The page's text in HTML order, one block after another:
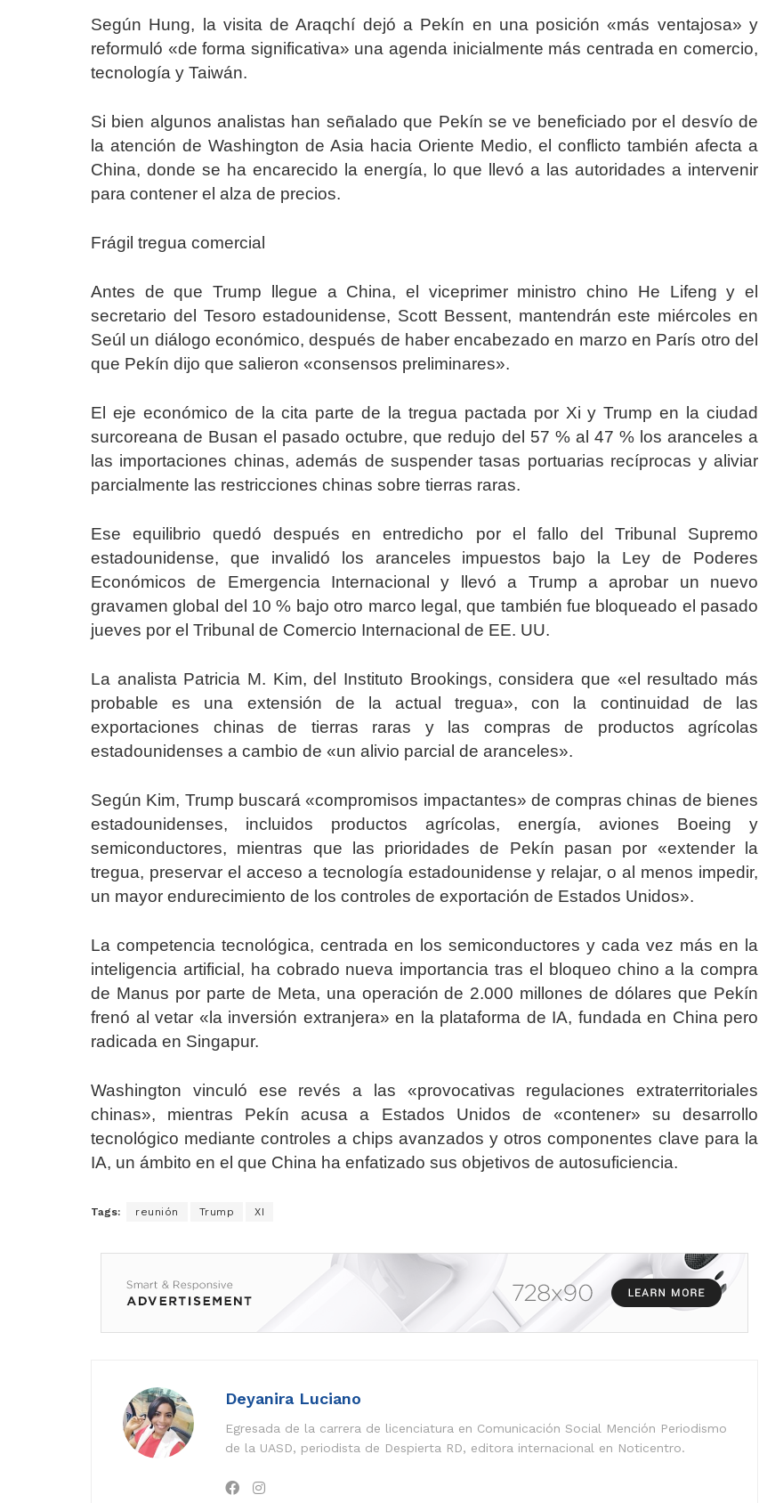
Según Hung, la visita de Araqchí dejó a Pekín en una posición «más ventajosa» y
reformuló «de forma significativa» una agenda inicialmente más centrada en comercio,
tecnología y Taiwán.
Si bien algunos analistas han señalado que Pekín se ve beneficiado por el desvío de
la atención de Washington de Asia hacia Oriente Medio, el conflicto también afecta a
China, donde se ha encarecido la energía, lo que llevó a las autoridades a intervenir
para contener el alza de precios.
Frágil tregua comercial
Antes de que Trump llegue a China, el viceprimer ministro chino He Lifeng y el
secretario del Tesoro estadounidense, Scott Bessent, mantendrán este miércoles en
Seúl un diálogo económico, después de haber encabezado en marzo en París otro del
que Pekín dijo que salieron «consensos preliminares».
El eje económico de la cita parte de la tregua pactada por Xi y Trump en la ciudad
surcoreana de Busan el pasado octubre, que redujo del 57 % al 47 % los aranceles a
las importaciones chinas, además de suspender tasas portuarias recíprocas y aliviar
parcialmente las restricciones chinas sobre tierras raras.
Ese equilibrio quedó después en entredicho por el fallo del Tribunal Supremo
estadounidense, que invalidó los aranceles impuestos bajo la Ley de Poderes
Económicos de Emergencia Internacional y llevó a Trump a aprobar un nuevo
gravamen global del 10 % bajo otro marco legal, que también fue bloqueado el pasado
jueves por el Tribunal de Comercio Internacional de EE. UU.
La analista Patricia M. Kim, del Instituto Brookings, considera que «el resultado más
probable es una extensión de la actual tregua», con la continuidad de las
exportaciones chinas de tierras raras y las compras de productos agrícolas
estadounidenses a cambio de «un alivio parcial de aranceles».
Según Kim, Trump buscará «compromisos impactantes» de compras chinas de bienes
estadounidenses, incluidos productos agrícolas, energía, aviones Boeing y
semiconductores, mientras que las prioridades de Pekín pasan por «extender la
tregua, preservar el acceso a tecnología estadounidense y relajar, o al menos impedir,
un mayor endurecimiento de los controles de exportación de Estados Unidos».
La competencia tecnológica, centrada en los semiconductores y cada vez más en la
inteligencia artificial, ha cobrado nueva importancia tras el bloqueo chino a la compra
de Manus por parte de Meta, una operación de 2.000 millones de dólares que Pekín
frenó al vetar «la inversión extranjera» en la plataforma de IA, fundada en China pero
radicada en Singapur.
Washington vinculó ese revés a las «provocativas regulaciones extraterritoriales
chinas», mientras Pekín acusa a Estados Unidos de «contener» su desarrollo
tecnológico mediante controles a chips avanzados y otros componentes clave para la
IA, un ámbito en el que China ha enfatizado sus objetivos de autosuficiencia.
Tags: reunión Trump XI
Deyanira Luciano
Egresada de la carrera de licenciatura en Comunicación Social Mención Periodismo
de la UASD, periodista de Despierta RD, editora internacional en Noticentro.